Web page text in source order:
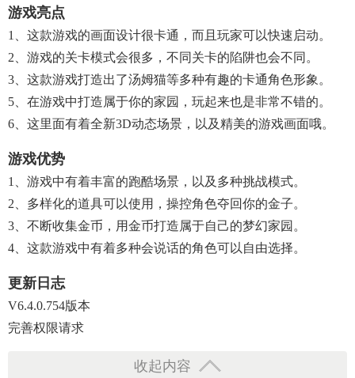
游戏亮点
1、这款游戏的画面设计很卡通，而且玩家可以快速启动。
2、游戏的关卡模式会很多，不同关卡的陷阱也会不同。
3、这款游戏打造出了汤姆猫等多种有趣的卡通角色形象。
5、在游戏中打造属于你的家园，玩起来也是非常不错的。
6、这里面有着全新3D动态场景，以及精美的游戏画面哦。
游戏优势
1、游戏中有着丰富的跑酷场景，以及多种挑战模式。
2、多样化的道具可以使用，操控角色夺回你的金子。
3、不断收集金币，用金币打造属于自己的梦幻家园。
4、这款游戏中有着多种会说话的角色可以自由选择。
更新日志
V6.4.0.754版本
完善权限请求
收起内容